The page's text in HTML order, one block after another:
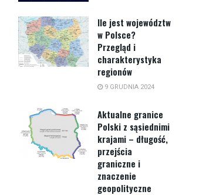
Ile jest województw
w Polsce?
Przegląd i
charakterystyka
regionów
9 GRUDNIA 2024
Aktualne granice
Polski z sąsiednimi
krajami – długość,
przejścia
graniczne i
znaczenie
geopolityczne